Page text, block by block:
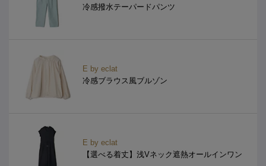
冷感撥水テーパードパンツ
E by eclat
冷感ブラウス風ブルゾン
E by eclat
【選べる着丈】浅Vネック遮熱オールインワン